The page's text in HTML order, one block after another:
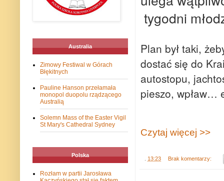
tygodni
Plan był taki,
dostać się do
autostopu,
pieszo, wpław…
Czytaj więcej >>
13:23 Brak komentarzy:
Australia
Zimowy Festiwal w Górach
Błękitnych
Pauline Hanson przełamała
monopol duopolu rządzącego
Australią
Solemn Mass of the Easter Vigil
St Mary's Cathedral Sydney
Polska
Rozłam w partii Jarosława